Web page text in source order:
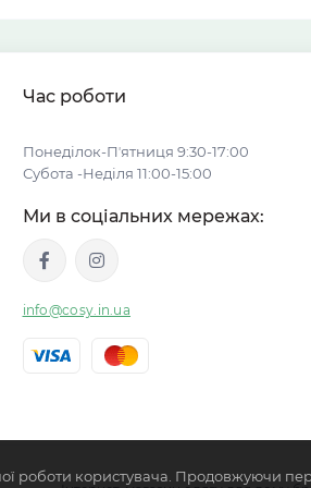
Час роботи
Понеділок-Пʼятниця 9:30-17:00
Субота -Неділя 11:00-15:00
Ми в соціальних мережах:
info@cosy.in.ua
роботи користувача. Продовжуючи